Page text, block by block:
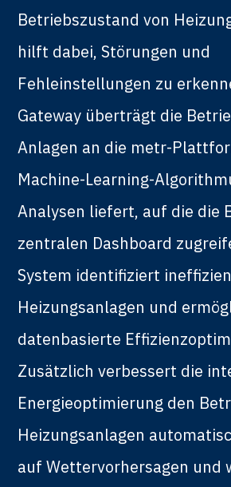
Betriebszustand von
hilft dabei, Störungen und
Fehleinstellungen zu
Gateway überträgt die
Anlagen an die metr-
Machine-Learning-
Analysen liefert, auf die die
zentralen Dashboard
System identifiziert
Heizungsanlagen und
datenbasierte
Zusätzlich verbessert die
Energieoptimierung den
Heizungsanlagen
auf Wettervorhersagen und